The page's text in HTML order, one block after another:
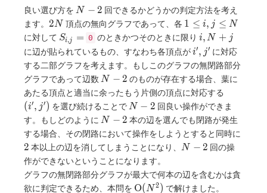
C
良い選び方を N-
2
N − 2 回できるかどうかの判定方法を考え
ます。 2N
2N 頂点の無向グラフであって、各 1
\leq
i,j
\leq
N
1 ≤ i, j ≤ N
に対して S_{i,j}
=
Si,j = 0 のときかつそのときに限り i,
N+j
i, N + j
に辺が貼られているもの、すなわち各頂点がi',j'
i′, j′ に対応
する二部グラフを考えます。もしこのグラフの無閉路部分
グラフであって辺数 N-
2
N − 2 のものが存在する場合、葉に
あたる頂点と適当に余ったもう片側の頂点に対応する
(i′, j′ ) を選び続けることで N-
2
N − 2 回良い操作ができま
す。もしどのように N-
2
N − 2 本の辺を選んでも閉路が発生
する場合、その閉路において操作をしようとすると同時に
2 本以上の辺を消してしまうことになり、
N-
N − 2 回の操
作ができないということになります。
グラフの無閉路部分グラフが最大で何本の辺を含むかは貪
欲に判定できるため、本問を \mathrm{O}
O(N 2 ) で解けました。